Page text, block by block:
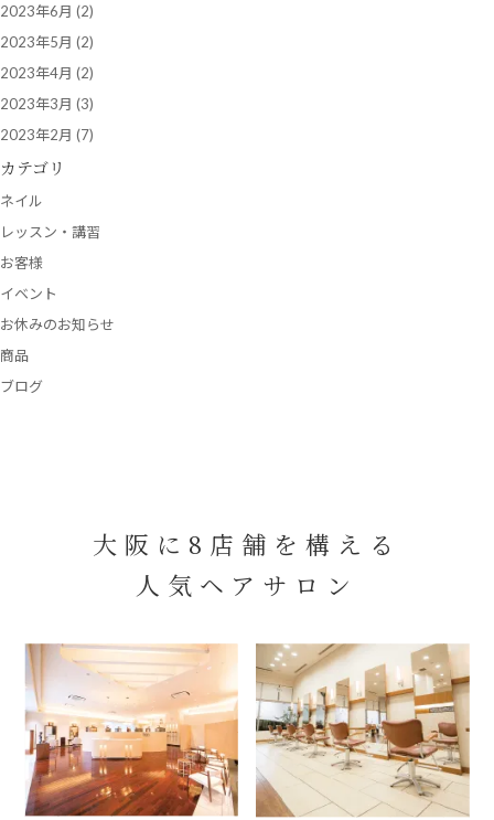
2023年6月 (2)
2023年5月 (2)
2023年4月 (2)
2023年3月 (3)
2023年2月 (7)
カテゴリ
ネイル
レッスン・講習
お客様
イベント
お休みのお知らせ
商品
ブログ
大阪に8店舗を構える
人気ヘアサロン